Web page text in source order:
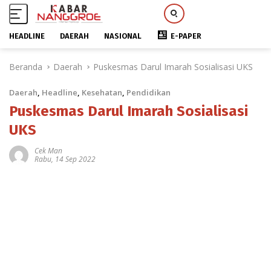
HEADLINE DAERAH NASIONAL E-PAPER
Beranda Daerah Puskesmas Darul Imarah Sosialisasi UKS
Daerah, Headline, Kesehatan, Pendidikan
Puskesmas Darul Imarah Sosialisasi
UKS
Cek Man
Rabu, 14 Sep 2022